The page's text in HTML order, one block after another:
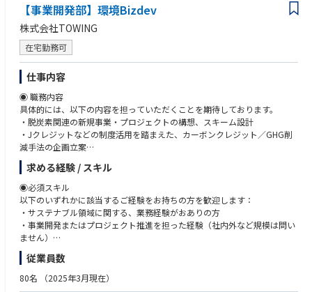
れることができ、自身の成長を加速させる環境が整っています。
・自身の特性に応じて、ITアーキテクト、アプリケーションスペシャリス
トといったスペシャリストへの成長が期待でき、将来的にはマネージャー
として組織を牽引するキャリアパスも描けます。
【働く環境】
入社後は、都内（23区内）のお客様先にて、デジタル決済・デジタル通貨
に関するサービス開発案件に参画いただくことを想定しています。
プロジェクトは、5名程度の日立社員と協力会社メンバーで構成され、最
新技術を活用したサービス開発に取り組んでいます。
まずは業務設計やアプリケーション開発の実務を担当しながら、お客様や
関係者と協力してプロジェクトを推進していただきます。
出社/在宅勤務の割合は、50%/50%程度を予定しており、柔軟な働き方が
可能です。
※上記内容は、募集開始時点の内容であり、入社後必要に応じて変更とな
る場合がございます。予めご了承ください。
多様な人財を活かすために、お互いを信頼しパフォーマンスを最大限に
発揮できる安心安全な職場(インクルーシブな職場)をつくり、積極的な発
言と成長を支援する。
・Customer & Society Focus（顧客・社会起点で考える）：
社会を起点に課題を捉え、常に誠実に行動することを忘れずに、社内外
の関係者と協創で成果に責任を持って社会に貢献する。
・Innovation（イノベーションを起こす）：
新しい価値を生み出すために、情熱を持って学び、現状に挑戦し、素早
く応えて、イノベーションを加速する。
【その他職種特有】
・お客様及びプロジェクトメンバーと主体的にコミュニケーションを行
い、課題解決に積極的に取り組めること
・プロジェクトの方針に沿って、自らの作業を計画、管理し、自立して各
種作業を行えること
・自身のスキル、ノウハウをプロジェクトメンバーに共有し、プロジェク
トの円滑な推進、組織力強化に貢献すること
【最終学歴】
大卒以上
【事業開発部】環境Bizdev
株式会社TOWING
在宅勤務可
仕事内容
◉ 職務内容
具体的には、以下の内容を担っていただくことを期待しております。
・脱炭素関連の新規事業・プロジェクトの構想、スキーム設計
・Jクレジットなどの制度活用を踏まえた、カーボンクレジット／GHG削
減手法の企画立案
・削減量の裏付けとなる実証スキームの検討・設計（研究部門と連携）
・サステナビリティ／GHG排出削減を求める企業への提案営業（宙炭と組
み合わせた提供）
・獲得したプロジェクトのPM（設計・進行管理・成果測定）
・国内プロジェクトの実行および、将来的な海外展開（東南アジア・南米
等）の検討・推進
1.脱炭素の最前線に触れる経験
国際的なルールが変わる中でその変化、GHG削減を「本当に実現する」
事業創出に関与できます。
求める経験 / スキル
◉必須スキル
以下のいずれかに該当するご経験をお持ちの方を歓迎します：
・サステナブル領域に関する、業務経験がおありの方
・事業開発またはプロジェクト推進を担った経験（社内外など規模は問い
ません）
※上記に加え、技術に関する基本的な理解・コミュニケーションが求めら
れるため、技術に関しての理解がある方を歓迎します
従業員数
80名 （2025年3月現在）